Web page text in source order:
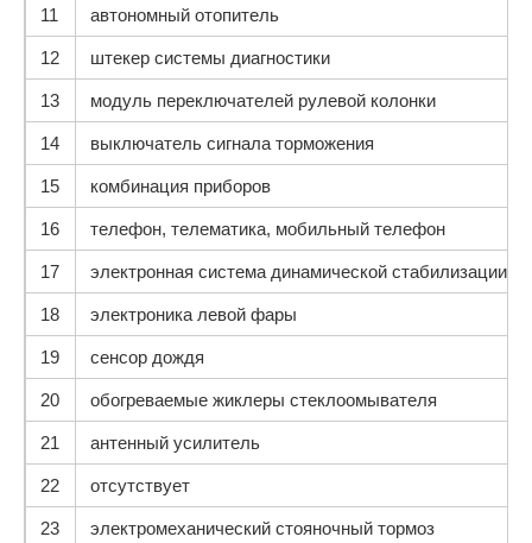
11 автономный отопитель
12 штекер системы диагностики
13 модуль переключателей рулевой колонки
14 выключатель сигнала торможения
15 комбинация приборов
16 телефон, телематика, мобильный телефон
17 электронная система динамической стабилизации
18 электроника левой фары
19 сенсор дождя
20 обогреваемые жиклеры стеклоомывателя
21 антенный усилитель
22 отсутствует
23 электромеханический стояночный тормоз